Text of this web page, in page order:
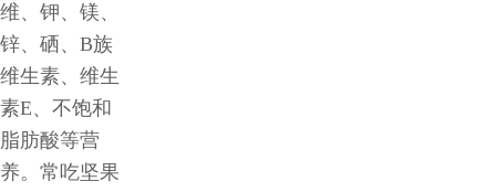
维、钾、镁、
锌、硒、B族
维生素、维生
素E、不饱和
脂肪酸等营
养。常吃坚果